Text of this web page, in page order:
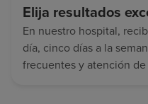
Elija resultados
En nuestro hospital,
día, cinco días a la
frecuentes y atención